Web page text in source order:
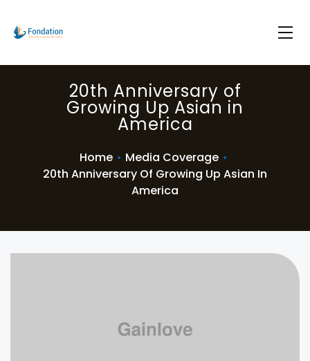
20th Anniversary of
Growing Up Asian in
America
Home • Media Coverage •
20th Anniversary Of Growing Up Asian In
America